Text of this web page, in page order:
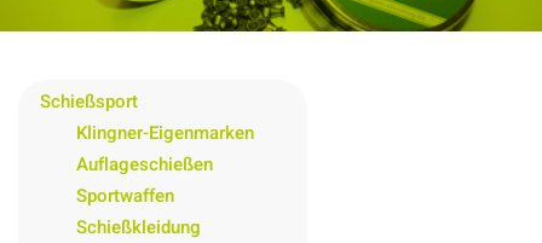
Schießsport
Klingner-Eigenmarken
Auflageschießen
Sportwaffen
Schießkleidung